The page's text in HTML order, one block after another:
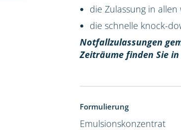
die Zulassung in
die schnelle knock-
Notfallzulassungen
Zeiträume finden Sie
Formulierung
Emulsionskonzentrat